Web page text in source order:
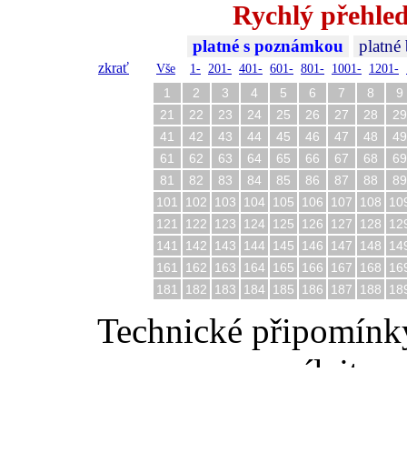
zkrať
Rychlý
platné s poznámkou platné
Vše 1- 201- 401- 601- 801- 1001- 1201-
1
2 3 4 5 6 7 8
9
21
22 23 24 25 26 27 28
29
41
42 43 44 45 46 47 48
49
61
62 63 64 65 66 67 68
69
81
82 83 84 85 86 87 88
89
101
102 103 104 105 106 107 108
121
122 123 124 125 126 127 128
141
142 143 144 145 146 147 148
161
162 163 164 165 166 167 168
181
182 183 184 185 186 187 188
Technické
posílejte